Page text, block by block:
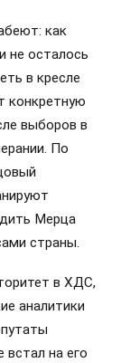
как
не осталось
в кресле
конкретную
выборов в
По
Мерца
страны.
в ХДС,
аналитики
встал на его